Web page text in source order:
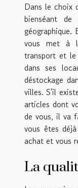
Dans le choix
bienséant
géographique.
vous met à
transport et le
dans ses
déstockage
villes. S'il
articles dont
de vous, il va
vous êtes
achat et vous
La